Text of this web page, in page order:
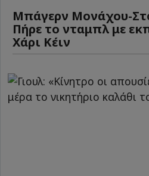
Μπάγερν Μονάχου-
Πήρε το νταμπλ με
Χάρι Κέιν